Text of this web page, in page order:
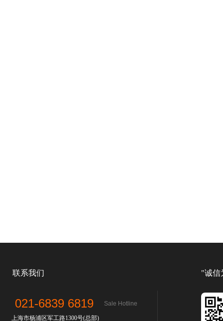
021-6839 6819
上海市杨浦区军工路1300号(总部)
联系我们
Sale Hotline
"诚信